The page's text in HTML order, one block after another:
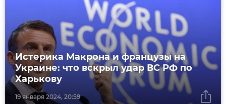
19 января 2024, 20:59
Истерика Макрона и французы на
Украине: что вскрыл удар ВС РФ по
Харькову